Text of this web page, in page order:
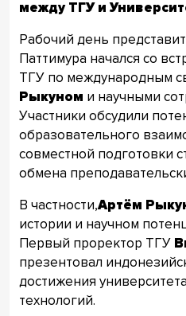
между ТГУ и
Рабочий день
Паттимура начался со
ТГУ по международным
Рыкуном и научными
Участники обсудили
образовательного
совместной подготовки
обмена
В частности,Артём
истории и научном
Первый проректор ТГУ
презентовал
достижения
технологий.